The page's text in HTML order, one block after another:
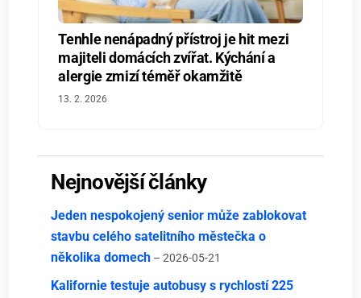
Tenhle nenápadný přístroj je hit mezi
majiteli domácích zvířat. Kýchání a
alergie zmizí téměř okamžitě
13. 2. 2026
Nejnovější články
Jeden nespokojený senior může zablokovat
stavbu celého satelitního městečka o
několika domech – 2026-05-21
Kalifornie testuje autobusy s rychlostí 225